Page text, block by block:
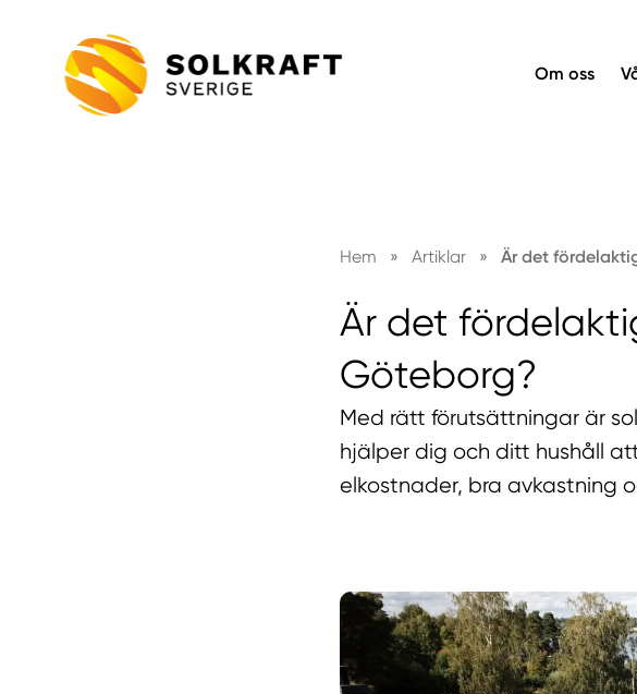
Om oss
Hem » Artiklar » Är det
Är det
Göteborg?
Med rätt förutsättningar är
hjälper dig och ditt hushåll
elkostnader, bra avkastning